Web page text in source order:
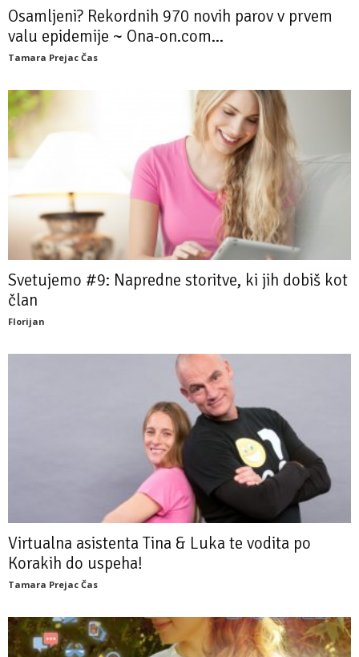
Osamljeni? Rekordnih 970 novih parov v prvem
valu epidemije ~ Ona-on.com...
Tamara Prejac Čas
Svetujemo #9: Napredne storitve, ki jih dobiš kot
član
Florijan
Virtualna asistenta Tina & Luka te vodita po
Korakih do uspeha!
Tamara Prejac Čas